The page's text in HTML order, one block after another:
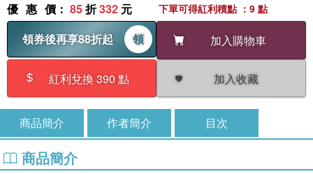
優惠價 ： 85折332 元
領券後再享88折起
領 加入購物車
紅利兌換 390 點 加入收藏
下單可得紅利積點 ：9 點
商品簡介 作者簡介 目次
商品簡介